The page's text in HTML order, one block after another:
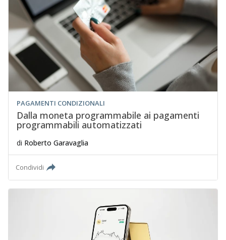
PAGAMENTI CONDIZIONALI
Dalla moneta programmabile ai pagamenti
programmabili automatizzati
di Roberto Garavaglia
Condividi